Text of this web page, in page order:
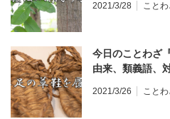
2021/3/28 こと
今日のことわざ
由来、類義語、
2021/3/26 こと